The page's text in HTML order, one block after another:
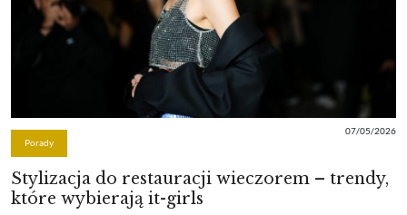
Porady
07/05/2026
Stylizacja do restauracji wieczorem – trendy,
które wybierają it-girls